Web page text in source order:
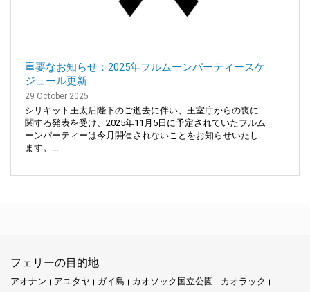
重要なお知らせ：2025年フルムーンパーティースケ
ジュール更新
29 October 2025
シリキット王太后陛下のご逝去に伴い、王室庁からの喪に
関する発表を受け、2025年11月5日に予定されていたフルム
ーンパーティーは今月開催されないことをお知らせいたし
ます。...
フェリーの目的地
アオナン アユタヤ ガイ島 カオソック国立公園
カオラック